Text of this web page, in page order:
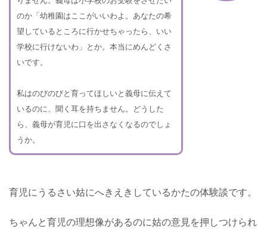
のか「幼稚園はここがいいわよ。あなたの希
望しているところに行かせちゃったら、いい
学校に行けないわ」とか。本当にめんどくさ
いです。
私はのびのびと育ってほしいと義母に伝えて
いるのに、聞く耳を持ちません。どうした
ら、義母が育児に口を出さなくなるのでしょ
うか。
育児にうるさい姑にへきえきしているかたの体験談です。
ちゃんと育児の理想像があるのに姑の意見を押しつけられ